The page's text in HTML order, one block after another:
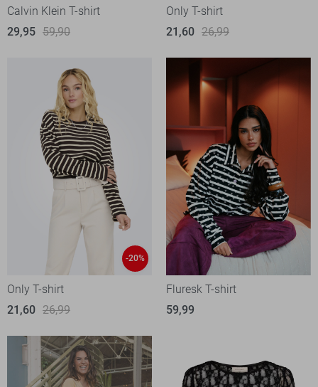
Calvin Klein T-shirt
29,95 59,90
Only T-shirt
21,60 26,99
-20%
Only T-shirt
21,60 26,99
Fluresk T-shirt
59,99